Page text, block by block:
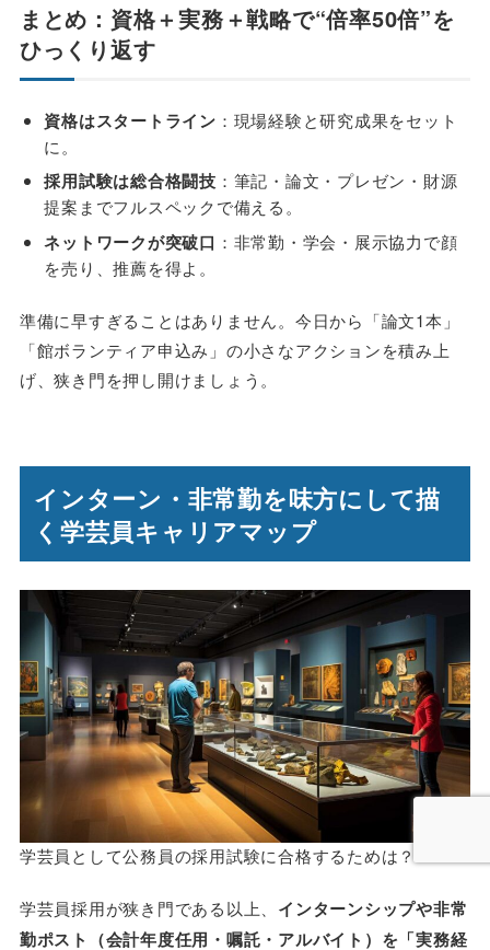
まとめ：資格＋実務＋戦略で“倍率50倍”を
ひっくり返す
資格はスタートライン ：現場経験と研究成果をセット
に。
採用試験は総合格闘技 ：筆記・論文・プレゼン・財源
提案までフルスペックで備える。
ネットワークが突破口 ：非常勤・学会・展示協力で顔
を売り、推薦を得よ。
準備に早すぎることはありません。今日から「論文1本」
「館ボランティア申込み」の小さなアクションを積み上
げ、狭き門を押し開けましょう。
インターン・非常勤を味方にして描
く学芸員キャリアマップ
学芸員として公務員の採用試験に合格するためは？
学芸員採用が狭き門である以上、 インターンシップや非常
勤ポスト（会計年度任用・嘱託・アルバイト）を「実務経